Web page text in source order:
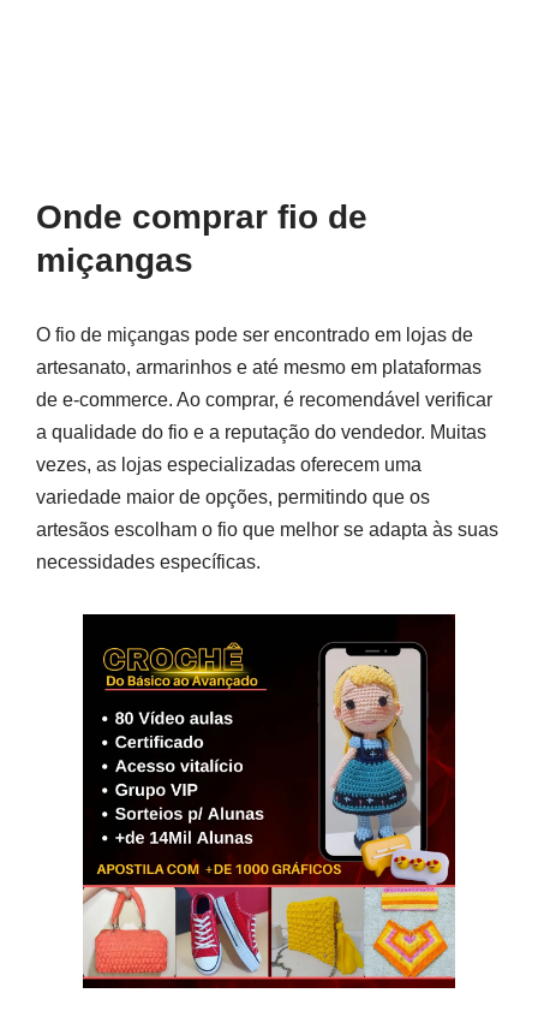
Onde comprar fio de
miçangas
O fio de miçangas pode ser encontrado em lojas de
artesanato, armarinhos e até mesmo em plataformas
de e-commerce. Ao comprar, é recomendável verificar
a qualidade do fio e a reputação do vendedor. Muitas
vezes, as lojas especializadas oferecem uma
variedade maior de opções, permitindo que os
artesãos escolham o fio que melhor se adapta às suas
necessidades específicas.